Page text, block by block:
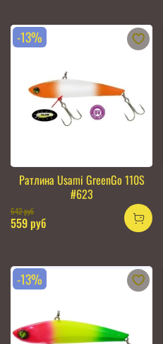
-13%
Ратлина Usami GreenGo 110S
#623
642 руб
559 руб
-13%